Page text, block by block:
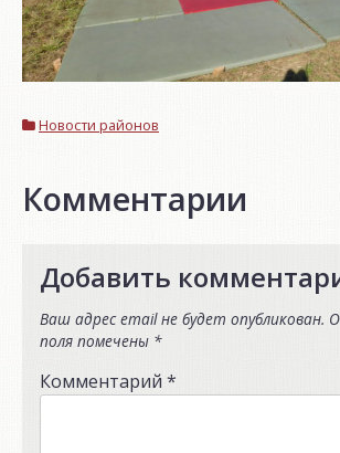
Новости районов
Комментарии
Добавить
Ваш адрес email не будет опубликован.
поля помечены *
Комментарий *